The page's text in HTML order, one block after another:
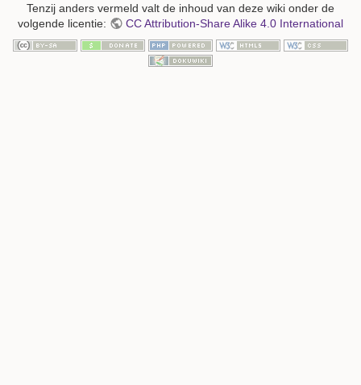
Tenzij anders vermeld valt de inhoud van deze wiki onder de
volgende licentie:
CC Attribution-Share Alike 4.0 International